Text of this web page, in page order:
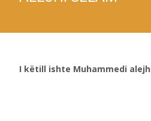
I këtill ishte Muhammedi